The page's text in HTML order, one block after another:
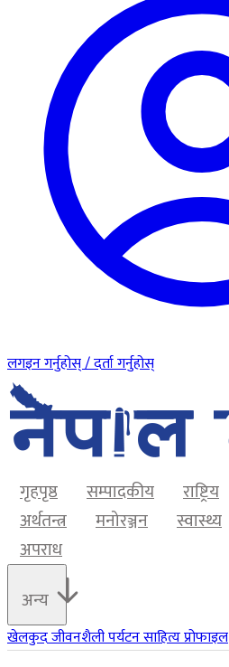
लगइन गर्नुहोस् / दर्ता गर्नुहोस्
गृहपृष्ठ सम्पादकीय राष्ट्रिय
अर्थतन्त्र
मनोरञ्जन स्वास्थ्य
अपराध
अन्य
खेलकुदजीवनशैलीपर्यटनसाहित्यप्रोफाइल